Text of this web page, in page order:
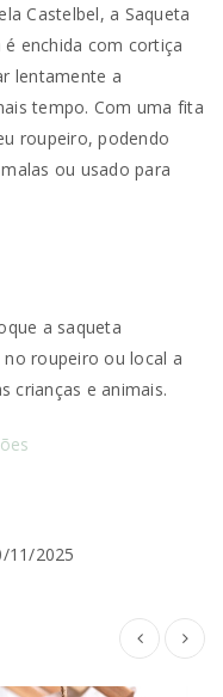
Castelbel, a Saqueta
enchida com cortiça
lentamente a
tempo. Com uma fita
roupeiro, podendo
ou usado para
a saqueta
roupeiro ou local a
crianças e animais.
11/2025